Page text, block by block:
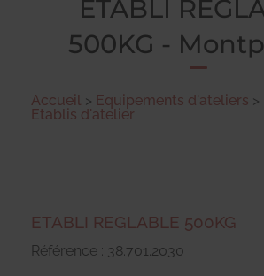
ETABLI
500KG -
Accueil > Equipements d'ateliers >
Etablis d'atelier
ETABLI REGLABLE 500KG
Référence : 38.701.2030